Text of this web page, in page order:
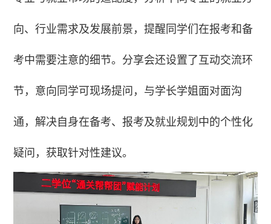
向、行业需求及发展前景，提醒同学们在报考和备
考中需要注意的细节。分享会还设置了互动交流环
节，意向同学可现场提问，与学长学姐面对面沟
通，解决自身在备考、报考及就业规划中的个性化
疑问，获取针对性建议。